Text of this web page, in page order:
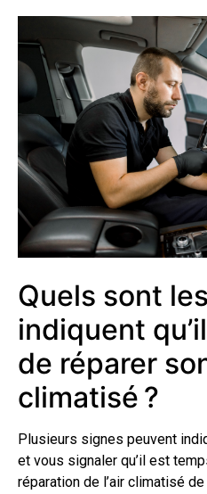
Quels sont
indiquent
de réparer
climatisé ?
Plusieurs signes peuvent
et vous signaler qu’il est
réparation de l’air climatisé